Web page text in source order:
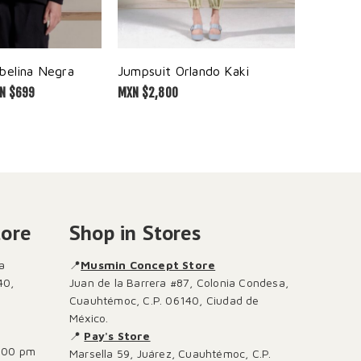
Negra
$699
Jumpsuit Orlando Kaki
MXN $2,800
pm
Shop in Stores
📍Musmin Concept Store
Juan de la Barrera #87, Colonia Condesa,
Cuauhtémoc, C.P. 06140, Ciudad de
México.
📍 Pay's Store
Marsella 59, Juárez, Cuauhtémoc, C.P.